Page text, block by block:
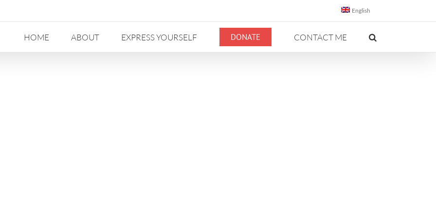
English
HOME ABOUT EXPRESS YOURSELF DONATE CONTACT ME